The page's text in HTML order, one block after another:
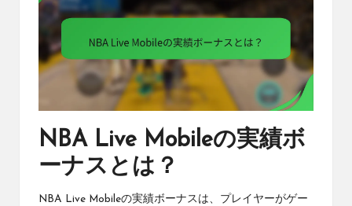
NBA Live Mobileの実績ボ
ーナスとは？
NBA Live Mobileの実績ボーナスは、プレイヤーがゲー